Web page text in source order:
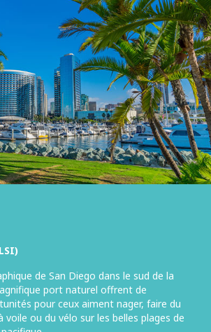
de San Diego dans le sud de la
port naturel offrent de
pour ceux aiment nager, faire du
voile ou du vélo sur les belles plages de